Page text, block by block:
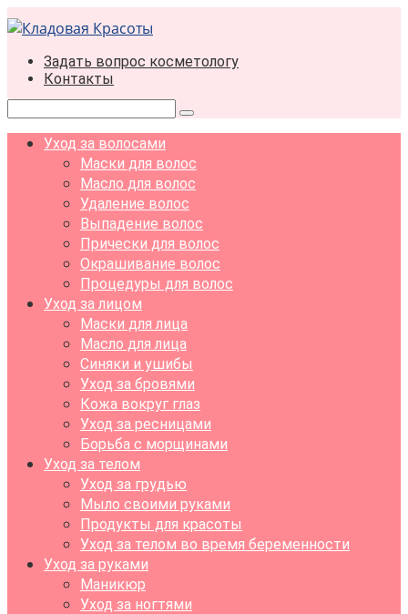
Перейти
к
контентуЗадать вопрос косметологу
Контакты
Поиск:
Уход за волосами
Маски для волос
Масло для волос
Удаление волос
Выпадение волос
Прически для волос
Окрашивание волос
Процедуры для волос
Уход за лицом
Маски для лица
Масло для лица
Синяки и ушибы
Уход за бровями
Кожа вокруг глаз
Уход за ресницами
Борьба с морщинами
Уход за телом
Уход за грудью
Мыло своими руками
Продукты для красоты
Уход за телом во время беременности
Уход за руками
Маникюр
Уход за ногтями